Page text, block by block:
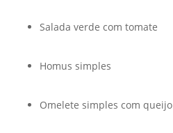
Salada verde com tomate
Homus simples
Omelete simples com queijo